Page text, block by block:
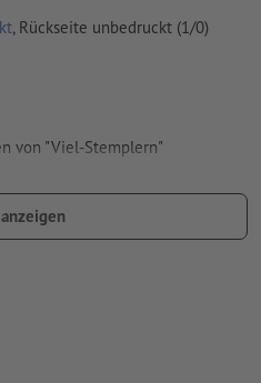
, Rückseite unbedruckt (1/0)
von "Viel-Stemplern"
robuster Technik.